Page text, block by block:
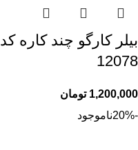
بیلر کارگو چند کاره کد
12078
1,200,000 تومان
-20% ناموجود